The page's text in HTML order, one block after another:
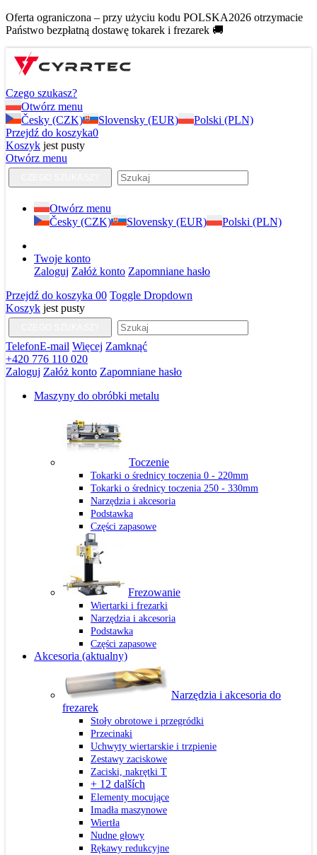
Oferta ograniczona – przy użyciu kodu POLSKA2026 otrzymacie
Państwo bezpłatną dostawę tokarek i frezarek 🚚
Czego szukasz?
Otwórz menu
Česky (CZK)
Slovensky (EUR)
Polski (PLN)
Przejdź do koszyka0
Koszyk jest pusty
Otwórz menu
Otwórz menu
Česky (CZK)
Slovensky (EUR) Polski (PLN)
Twoje konto
Zaloguj Załóż konto Zapomniane hasło
Przejdź do koszyka 00 Toggle Dropdown
Koszyk jest pusty
TelefonE-mail Więcej Zamknąć
+420 776 110 020
Zaloguj Załóż konto Zapomniane hasło
Maszyny do obróbki metalu
Toczenie
Tokarki o średnicy toczenia 0 - 220mm
Tokarki o średnicy toczenia 250 - 330mm
Narzędzia i akcesoria
Podstawka
Części zapasowe
Frezowanie
Wiertarki i frezarki
Narzędzia i akcesoria
Podstawka
Części zapasowe
Akcesoria (aktualny)
Narzędzia i akcesoria do
frezarek
Stoły obrotowe i przegródki
Przecinaki
Uchwyty wiertarskie i trzpienie
Zestawy zaciskowe
Zaciski, nakrętki T
+ 12 dalších
Elementy mocujące
Imadła maszynowe
Wiertła
Nudne głowy
Rękawy redukcyjne